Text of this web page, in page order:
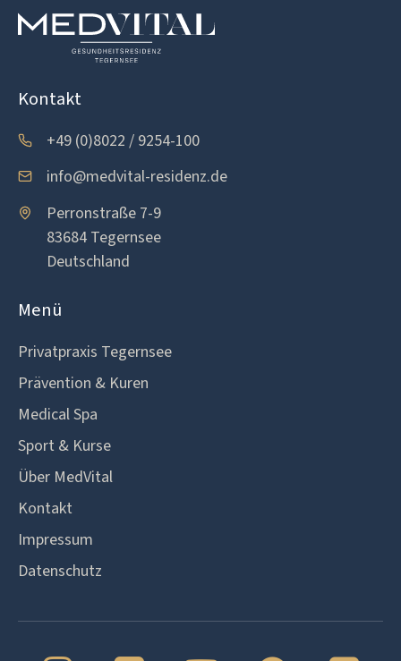
Kontakt
+49 (0)8022 / 9254-100
info@medvital-residenz.de
Perronstraße 7-9
83684 Tegernsee
Deutschland
Menü
Privatpraxis Tegernsee
Prävention & Kuren
Medical Spa
Sport & Kurse
Über MedVital
Kontakt
Impressum
Datenschutz